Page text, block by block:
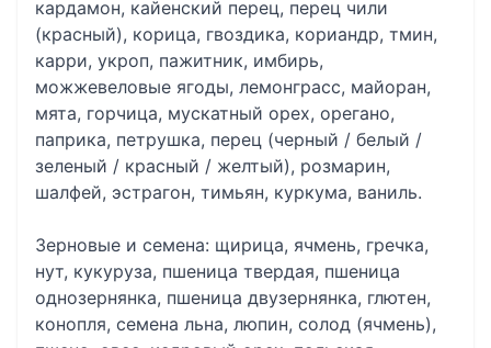
кардамон, кайенский перец, перец чили
(красный), корица, гвоздика, кориандр, тмин,
карри, укроп, пажитник, имбирь,
можжевеловые ягоды, лемонграсс, майоран,
мята, горчица, мускатный орех, орегано,
паприка, петрушка, перец (черный / белый /
зеленый / красный / желтый), розмарин,
шалфей, эстрагон, тимьян, куркума, ваниль.
Зерновые и семена: щирица, ячмень, гречка,
нут, кукуруза, пшеница твердая, пшеница
однозернянка, пшеница двузернянка, глютен,
конопля, семена льна, люпин, солод (ячмень),